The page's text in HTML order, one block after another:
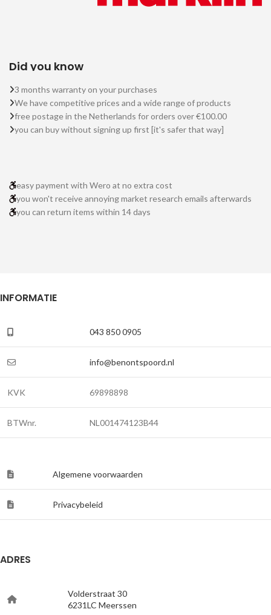
Did you know
3 months warranty on your purchases
We have competitive prices and a wide range of products
free postage in the Netherlands for orders over €100.00
you can buy without signing up first [it's safer that way]
easy payment with Wero at no extra cost
you won't receive annoying market research emails afterwards
you can return items within 14 days
INFORMATIE
043 850 0905
info@benontspoord.nl
KVK 69898898
BTWnr. NL001474123B44
Algemene voorwaarden
Privacybeleid
ADRES
Volderstraat 30
6231LC Meerssen